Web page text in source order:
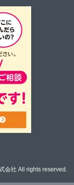
会社 All rights reserved.